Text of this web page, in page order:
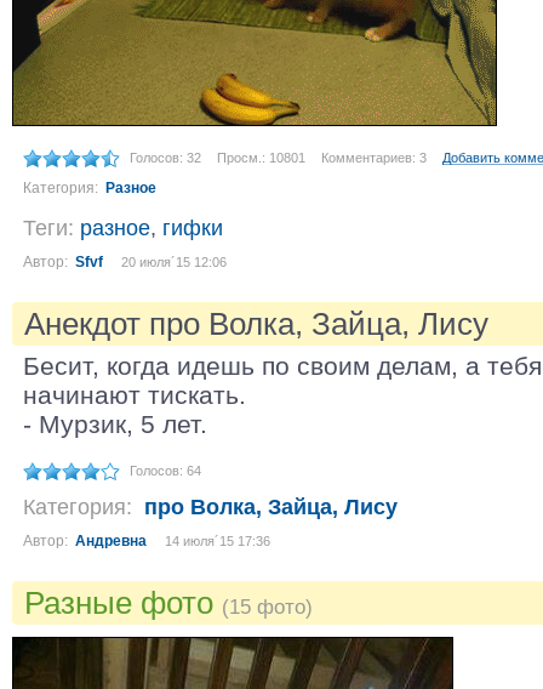
Голосов: 32 Просм.: 10801 Комментариев: 3 Добавить
Категория: Разное
Теги: разное, гифки
Автор: Sfvf 20 июля´15 12:06
Анекдот про Волка, Зайца, Лису
Бесит, когда идешь по своим делам, а
начинают тискать.
- Мурзик, 5 лет.
Голосов: 64
Категория: про Волка, Зайца, Лису
Автор: Андревна 14 июля´15 17:36
Разные фото (15 фото)